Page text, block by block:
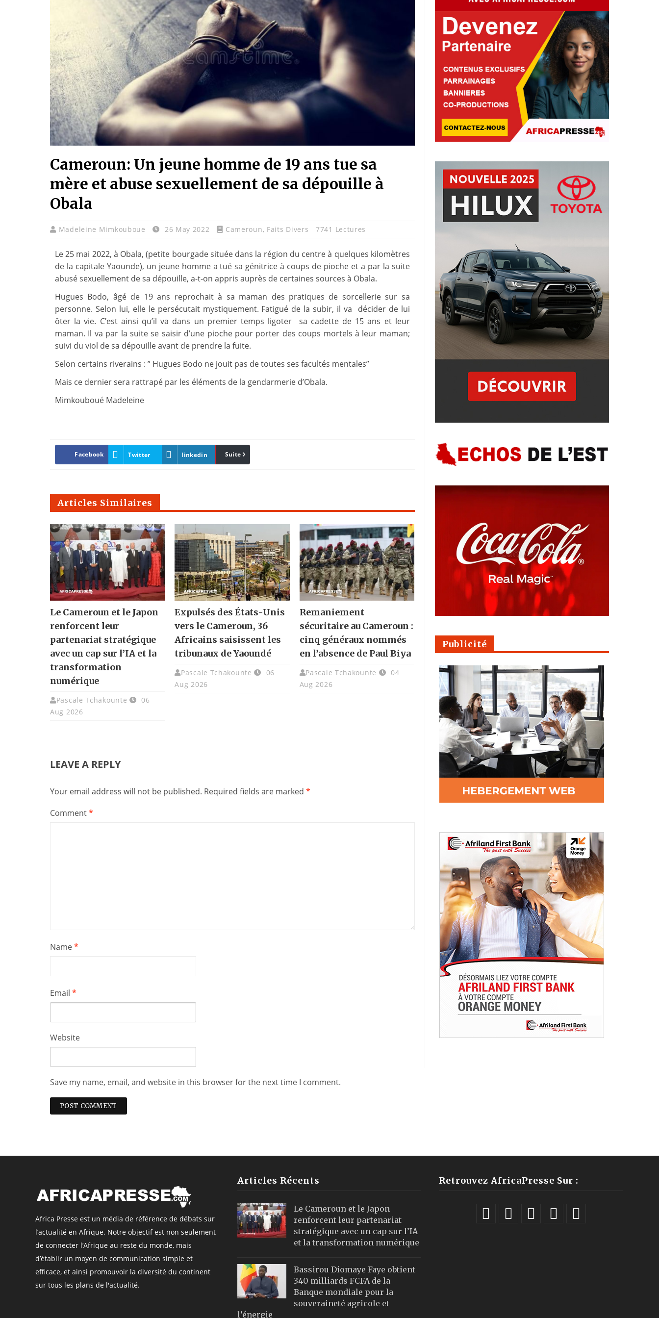
Cameroun: Un jeune homme de 19 ans tue sa
mère et abuse sexuellement de sa dépouille à
Obala
Madeleine Mimkouboue 26 May 2022 Cameroun, Faits Divers 7741 Lectures
Le 25 mai 2022, à Obala, (petite bourgade située dans la région du centre à quelques kilomètres
de la capitale Yaounde), un jeune homme a tué sa génitrice à coups de pioche et a par la suite
abusé sexuellement de sa dépouille, a-t-on appris auprès de certaines sources à Obala.
Hugues Bodo, âgé de 19 ans reprochait à sa maman des pratiques de sorcellerie sur sa
personne. Selon lui, elle le persécutait mystiquement. Fatigué de la subir, il va décider de lui
ôter la vie. C’est ainsi qu’il va dans un premier temps ligoter sa cadette de 15 ans et leur
maman. Il va par la suite se saisir d’une pioche pour porter des coups mortels à leur maman;
suivi du viol de sa dépouille avant de prendre la fuite.
Selon certains riverains : ” Hugues Bodo ne jouit pas de toutes ses facultés mentales”
Mais ce dernier sera rattrapé par les éléments de la gendarmerie d’Obala.
Mimkouboué Madeleine
Facebook Twitter linkedin Pinterest
Suite
Articles Similaires
Le Cameroun et le Japon
renforcent leur
partenariat stratégique
avec un cap sur l’IA et la
transformation
numérique
Pascale Tchakounte
06
Aug 2026
Expulsés des États-Unis
vers le Cameroun, 36
Africains saisissent les
tribunaux de Yaoundé
Pascale Tchakounte
06
Aug 2026
Remaniement
sécuritaire au Cameroun :
cinq généraux nommés
en l’absence de Paul Biya
Pascale Tchakounte
04
Aug 2026
LEAVE A REPLY
Your email address will not be published. Required fields are marked *
Comment*
Name*
Email *
Website
Save my name, email, and website in this browser for the next time I comment.
Publicité
Africa Presse est un média de référence de débats sur
l’actualité en Afrique. Notre objectif est non seulement
de connecter l’Afrique au reste du monde, mais
d’établir un moyen de communication simple et
efficace, et ainsi promouvoir la diversité du continent
sur tous les plans de l'actualité.
Articles Récents
Le Cameroun et le Japon
renforcent leur partenariat
stratégique avec un cap sur l’IA
et la transformation numérique
Bassirou Diomaye Faye obtient
340 milliards FCFA de la
Banque mondiale pour la
souveraineté agricole et
l’énergie
Retrouvez AfricaPresse Sur :